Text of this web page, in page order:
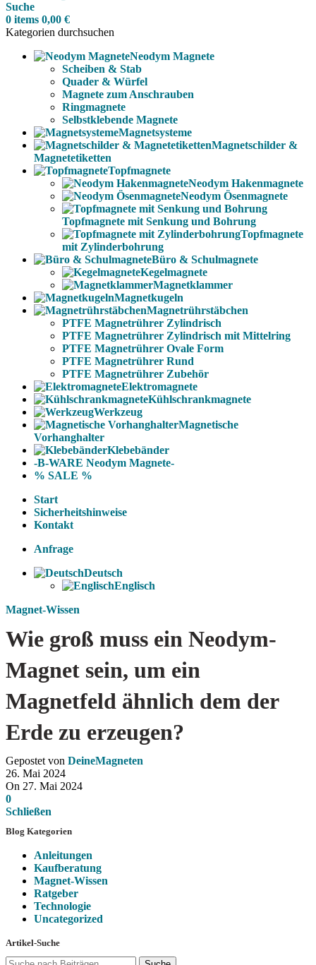
Suche
0 items 0,00 €
Kategorien durchsuchen
Neodym Magnete
Scheiben & Stab
Quader & Würfel
Magnete zum Anschrauben
Ringmagnete
Selbstklebende Magnete
Magnetsysteme
Magnetschilder &
Magnetetiketten
Topfmagnete
Neodym Hakenmagnete
Neodym Ösenmagnete
Topfmagnete mit Senkung und Bohrung
Topfmagnete
mit Zylinderbohrung
Büro & Schulmagnete
Kegelmagnete
Magnetklammer
Magnetkugeln
Magnetrührstäbchen
PTFE Magnetrührer Zylindrisch
PTFE Magnetrührer Zylindrisch mit Mittelring
PTFE Magnetrührer Ovale Form
PTFE Magnetrührer Rund
PTFE Magnetrührer Zubehör
Elektromagnete
Kühlschrankmagnete
Werkzeug
Magnetische
Vorhanghalter
Klebebänder
-B-WARE Neodym Magnete-
% SALE %
Start
Sicherheitshinweise
Kontakt
Anfrage
Deutsch
Englisch
Magnet-Wissen
Wie groß muss ein Neodym-
Magnet sein, um ein
Magnetfeld ähnlich dem der
Erde zu erzeugen?
Gepostet von DeineMagneten
26. Mai 2024
On 27. Mai 2024
0
Schließen
Blog Kategorien
Anleitungen
Kaufberatung
Magnet-Wissen
Ratgeber
Technologie
Uncategorized
Artikel-Suche